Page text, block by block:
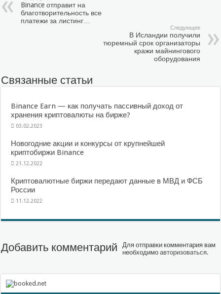
Binance отправит на
благотворительность все
платежи за листинг…
Следующее
В Исландии получили
тюремный срок организаторы
кражи майнингового
оборудования
Связанные статьи
Binance Earn — как получать пассивный доход от
хранения криптовалюты на бирже?
03.02.2023
Новогодние акции и конкурсы от крупнейшей
криптобиржи Binance
21.12.2022
Криптовалютные биржи передают данные в МВД и ФСБ
России
11.12.2022
Добавить комментарий
Для отправки комментария вам
необходимоавторизоваться.